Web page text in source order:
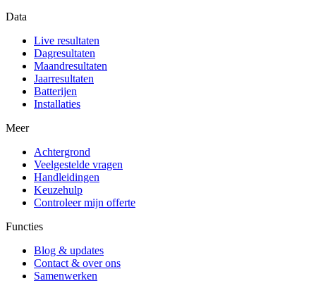
Data
Live resultaten
Dagresultaten
Maandresultaten
Jaarresultaten
Batterijen
Installaties
Meer
Achtergrond
Veelgestelde vragen
Handleidingen
Keuzehulp
Controleer mijn offerte
Functies
Blog & updates
Contact & over ons
Samenwerken